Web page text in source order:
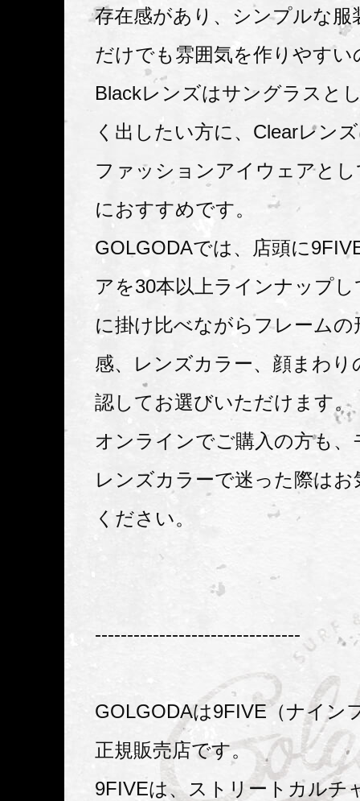
存在感があり、シンプルな服
だけでも雰囲気を作りやすい
Blackレンズはサングラスと
く出したい方に、Clearレン
ファッションアイウェアと
におすすめです。
GOLGODAでは、店頭に
アを30本以上ラインナップ
に掛け比べながらフレームの
感、レンズカラー、顔まわり
認してお選びいただけます。
オンラインでご購入の方も
レンズカラーで迷った際はお
ください。
--------------------------------
GOLGODAは9FIVE（ナイン
正規販売店です。
9FIVEは、ストリートカルチ